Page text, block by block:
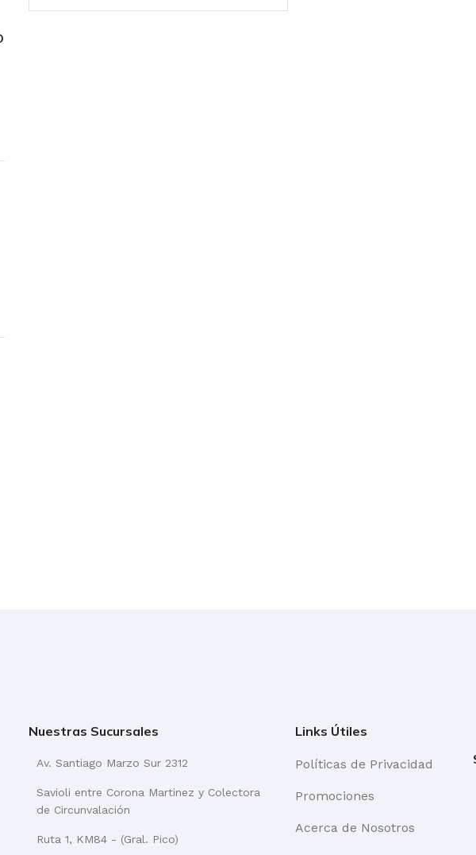
Nuestras Sucursales
Av. Santiago Marzo Sur 2312
Savioli entre Corona Martinez y Colectora
de Circunvalación
Ruta 1, KM84 - (Gral. Pico)
Links Útiles
Políticas de Privacidad
Promociones
Acerca de Nosotros